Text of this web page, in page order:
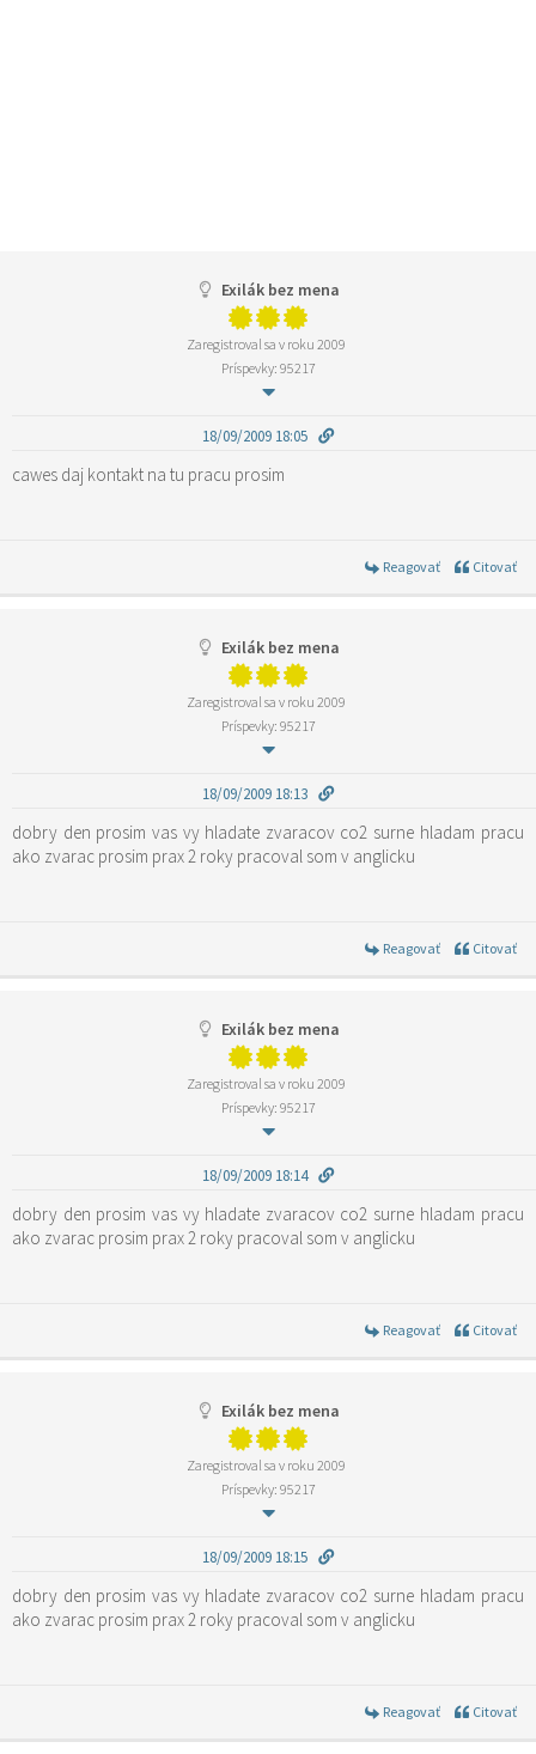
Exilák bez mena
Zaregistroval sa v roku 2009
Príspevky: 95217
18/09/2009 18:05
cawes daj kontakt na tu pracu prosim
Reagovať Citovať
Exilák bez mena
Zaregistroval sa v roku 2009
Príspevky: 95217
18/09/2009 18:13
dobry den prosim vas vy hladate zvaracov co2 surne hladam pracu
ako zvarac prosim prax 2 roky pracoval som v anglicku
Reagovať Citovať
Exilák bez mena
Zaregistroval sa v roku 2009
Príspevky: 95217
18/09/2009 18:14
dobry den prosim vas vy hladate zvaracov co2 surne hladam pracu
ako zvarac prosim prax 2 roky pracoval som v anglicku
Reagovať Citovať
Exilák bez mena
Zaregistroval sa v roku 2009
Príspevky: 95217
18/09/2009 18:15
dobry den prosim vas vy hladate zvaracov co2 surne hladam pracu
ako zvarac prosim prax 2 roky pracoval som v anglicku
Reagovať Citovať